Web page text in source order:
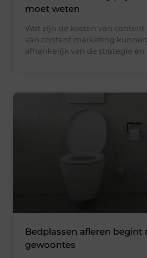
moet weten
Wat zijn de kosten van
van content marketing kunnen
afhankelijk van de strategie en
Bedplassen afleren begint
gewoontes